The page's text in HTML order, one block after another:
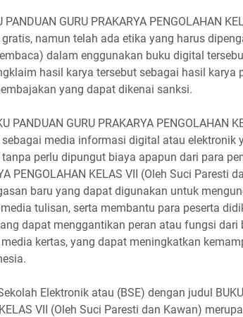
GURU PRAKARYA PENGOLAHAN
namun telah ada etika yang harus
dalam enggunakan buku digital
hasil karya tersebut sebagai hasil karya
yang dapat dikenai sanksi.
PANDUAN GURU PRAKARYA PENGOLAHAN
media informasi digital atau elektronik
perlu dipungut biaya apapun dari para
PENGOLAHAN KELAS VII (Oleh Suci Paresti
baru yang dapat digunakan untuk
tulisan, serta membantu para peserta
dapat menggantikan peran atau fungsi dari
kertas, yang dapat meningkatkan
Elektronik atau (BSE) dengan judul BUKU
VII (Oleh Suci Paresti dan Kawan)